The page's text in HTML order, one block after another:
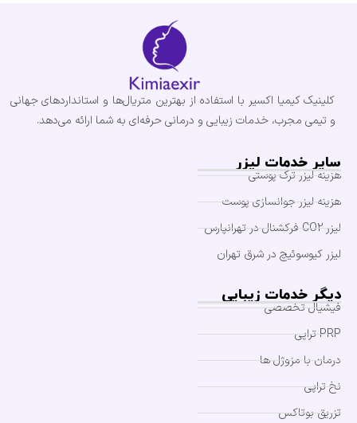
کلینیک کیمیا اکسیر با استفاده از بهترین متریال‌ها و استانداردهای جهانی
و تیمی مجرب، خدمات زیبایی و درمانی حرفه‌ای به شما ارائه می‌دهد.
سایر خدمات لیزر
هزینه لیزر ترک پوستی
هزینه لیزر جوانسازی پوست
لیزر CO2 فرکشنال در تهرانپارس
لیزر کیوسوئیچ در شرق تهران
دیگر خدمات زیبایی
فیشیال تخصصی
PRP تراپی
درمان با مزوژل ها
نخ تراپی
تزریق بوتاکس